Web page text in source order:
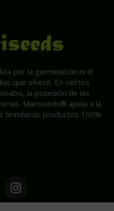
por la germinación ni el
que ofrece. En ciertos
la posesión de las
Mariseeds® apela a la
brindando productos 100%